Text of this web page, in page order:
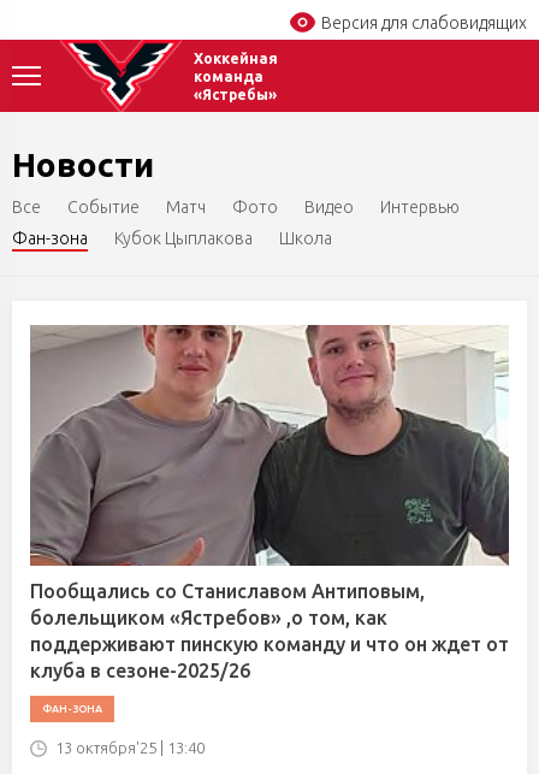
Версия для слабовидящих
Хоккейная
команда
«Ястребы»
Новости
Все Событие Матч Фото Видео
Интервью
Фан-зона
Кубок Цыплакова Школа
Пообщались со Станиславом Антиповым,
болельщиком «Ястребов» ,о том, как
поддерживают пинскую команду и что он ждет от
клуба в сезоне-2025/26
ФАН-ЗОНА
13 октября'25 | 13:40